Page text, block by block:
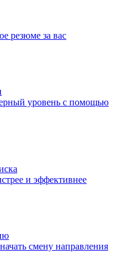
резюме за вас
уровень с помощью
и эффективнее
смену направления